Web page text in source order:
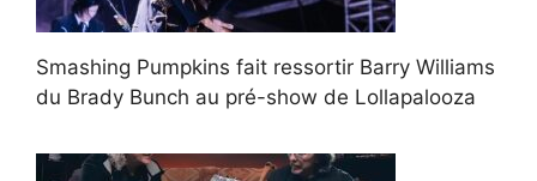
Smashing Pumpkins fait ressortir Barry Williams
du Brady Bunch au pré-show de Lollapalooza